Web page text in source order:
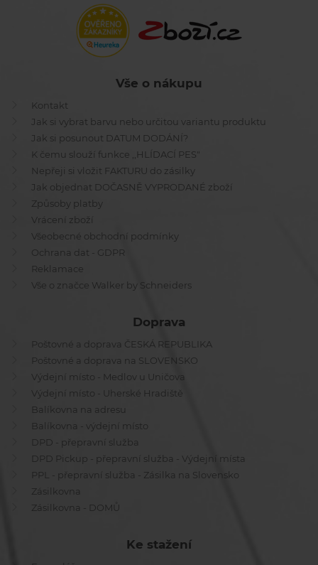
Vše o nákupu
Kontakt
Jak si vybrat barvu nebo určitou variantu produktu
Jak si posunout DATUM DODÁNÍ?
K čemu slouží funkce ,,HLÍDACÍ PES"
Nepřeji si vložit FAKTURU do zásilky
Jak objednat DOČASNĚ VYPRODANÉ zboží
Způsoby platby
Vrácení zboží
Všeobecné obchodní podmínky
Ochrana dat - GDPR
Reklamace
Vše o značce Walker by Schneiders
Doprava
Poštovné a doprava ČESKÁ REPUBLIKA
Poštovné a doprava na SLOVENSKO
Výdejní místo - Medlov u Uničova
Výdejní místo - Uherské Hradiště
Balíkovna na adresu
Balíkovna - výdejní místo
DPD - přepravní služba
DPD Pickup - přepravní služba - Výdejní místa
PPL - přepravní služba - Zásilka na Slovensko
Zásilkovna
Zásilkovna - DOMŮ
Ke stažení